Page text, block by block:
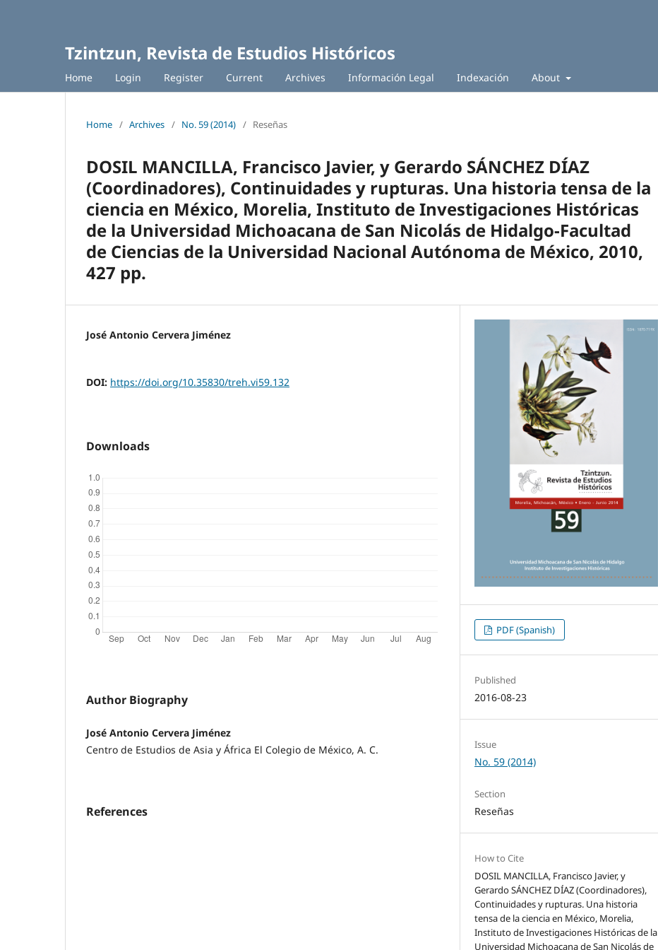
Tzintzun, Revista de Estudios Históricos
Home Login Register Current Archives Información Legal Indexación About
Home / Archives / No. 59 (2014) / Reseñas
DOSIL MANCILLA, Francisco Javier, y Gerardo SÁNCHEZ DÍAZ
(Coordinadores), Continuidades y rupturas. Una historia tensa de la
ciencia en México, Morelia, Instituto de Investigaciones Históricas
de la Universidad Michoacana de San Nicolás de Hidalgo-Facultad
de Ciencias de la Universidad Nacional Autónoma de México, 2010,
427 pp.
José Antonio Cervera Jiménez
DOI: https://doi.org/10.35830/treh.vi59.132
Downloads
Author Biography
José Antonio Cervera Jiménez
Centro de Estudios de Asia y África El Colegio de México, A. C.
References
PDF (Spanish)
Published
2016-08-23
Issue
No. 59 (2014)
Section
Reseñas
How to Cite
DOSIL MANCILLA, Francisco Javier, y
Gerardo SÁNCHEZ DÍAZ (Coordinadores),
Continuidades y rupturas. Una historia
tensa de la ciencia en México, Morelia,
Instituto de Investigaciones Históricas de la
Universidad Michoacana de San Nicolás de